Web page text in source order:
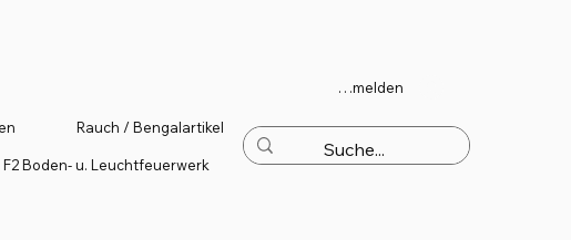
Rauch / Bengalartikel
F2 Boden- u. Leuchtfeuerwerk
Anmelden